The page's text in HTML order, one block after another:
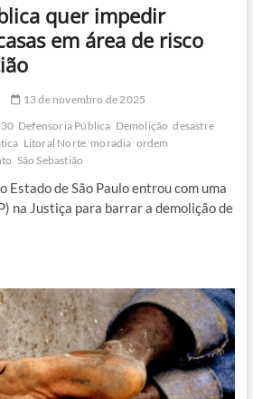
quer impedir
em área de risco
13 de novembro de 2025
Defensoria Pública Demolição desastre
Litoral Norte moradia ordem
São Sebastião
Estado de São Paulo entrou com uma
na Justiça para barrar a demolição de